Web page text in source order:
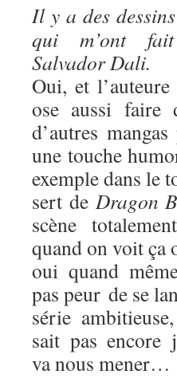
Il y a des
qui m’ont
Salvador Dali.
Oui, et l’auteure
ose aussi faire
d’autres
une touche
exemple dans le
sert de Dragon
scène
quand on voit ça
oui quand
pas peur de se
série
sait pas encore
va nous mener…